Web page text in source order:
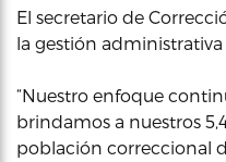
El secretario de
la gestión administrativa
“Nuestro enfoque
brindamos a nuestros
población correccional